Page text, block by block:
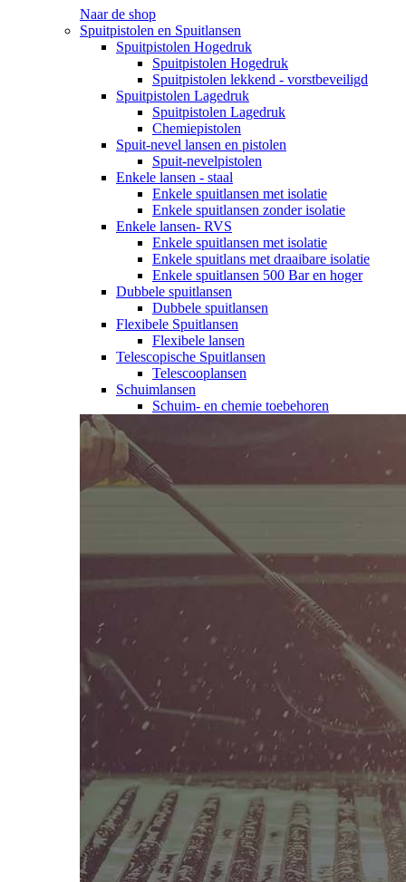
Naar de shop
Spuitpistolen en Spuitlansen
Spuitpistolen Hogedruk
Spuitpistolen Hogedruk
Spuitpistolen lekkend - vorstbeveiligd
Spuitpistolen Lagedruk
Spuitpistolen Lagedruk
Chemiepistolen
Spuit-nevel lansen en pistolen
Spuit-nevelpistolen
Enkele lansen - staal
Enkele spuitlansen met isolatie
Enkele spuitlansen zonder isolatie
Enkele lansen- RVS
Enkele spuitlansen met isolatie
Enkele spuitlans met draaibare isolatie
Enkele spuitlansen 500 Bar en hoger
Dubbele spuitlansen
Dubbele spuitlansen
Flexibele Spuitlansen
Flexibele lansen
Telescopische Spuitlansen
Telescooplansen
Schuimlansen
Schuim- en chemie toebehoren